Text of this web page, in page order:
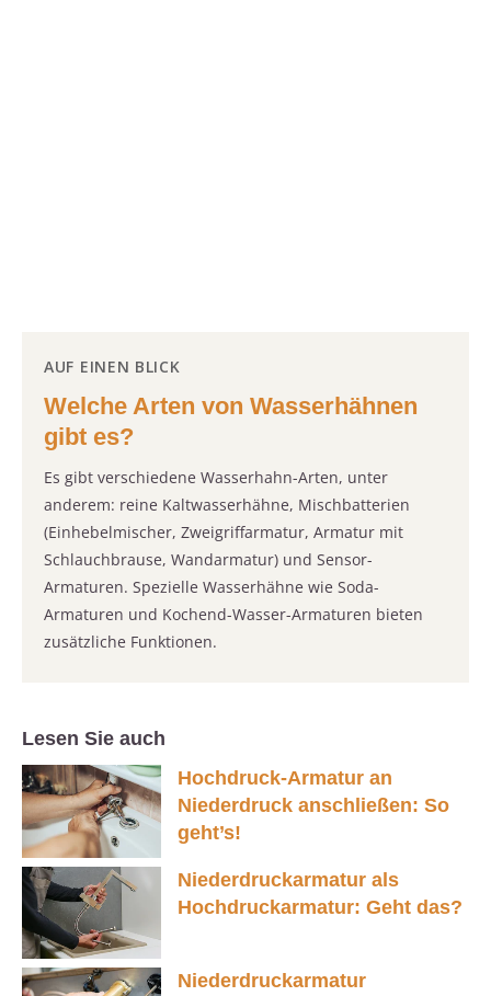
AUF EINEN BLICK
Welche Arten von Wasserhähnen
gibt es?
Es gibt verschiedene Wasserhahn-Arten, unter
anderem: reine Kaltwasserhähne, Mischbatterien
(Einhebelmischer, Zweigriffarmatur, Armatur mit
Schlauchbrause, Wandarmatur) und Sensor-
Armaturen. Spezielle Wasserhähne wie Soda-
Armaturen und Kochend-Wasser-Armaturen bieten
zusätzliche Funktionen.
Lesen Sie auch
Hochdruck-Armatur an
Niederdruck anschließen: So
geht’s!
Niederdruckarmatur als
Hochdruckarmatur: Geht das?
Niederdruckarmatur